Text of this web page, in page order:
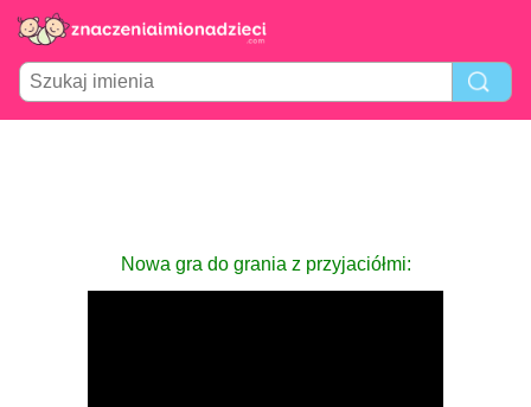
Nowa gra do grania z przyjaciółmi: